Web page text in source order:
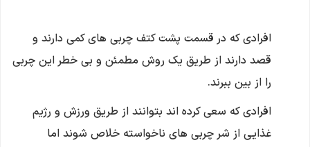
افرادی که در قسمت پشت کتف چربی‌ های کمی دارند و
قصد دارند از طریق یک روش مطمئن و بی‌ خطر این چربی
را از بین ببرند.
افرادی که سعی کرده اند بتوانند از طریق ورزش و رژیم
غذایی از شر چربی های ناخواسته خلاص شوند اما